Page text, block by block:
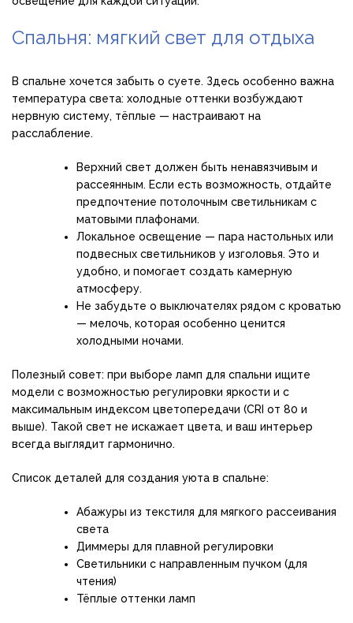
Спальня: мягкий свет для отдыха
В спальне хочется забыть о суете. Здесь особенно важна
температура света: холодные оттенки возбуждают
нервную систему, тёплые — настраивают на
расслабление.
Верхний свет должен быть ненавязчивым и
рассеянным. Если есть возможность, отдайте
предпочтение потолочным светильникам с
матовыми плафонами.
Локальное освещение — пара настольных или
подвесных светильников у изголовья. Это и
удобно, и помогает создать камерную
атмосферу.
Не забудьте о выключателях рядом с кроватью
— мелочь, которая особенно ценится
холодными ночами.
Полезный совет: при выборе ламп для спальни ищите
модели с возможностью регулировки яркости и с
максимальным индексом цветопередачи (CRI от 80 и
выше). Такой свет не искажает цвета, и ваш интерьер
всегда выглядит гармонично.
Список деталей для создания уюта в спальне:
Абажуры из текстиля для мягкого рассеивания
света
Диммеры для плавной регулировки
Светильники с направленным пучком (для
чтения)
Тёплые оттенки ламп